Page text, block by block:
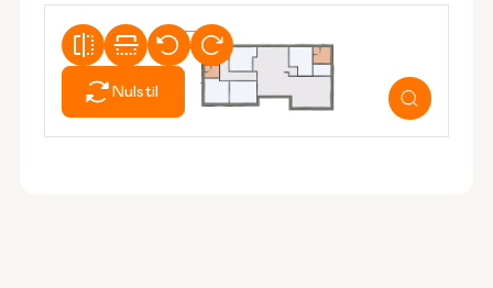
Nulstil